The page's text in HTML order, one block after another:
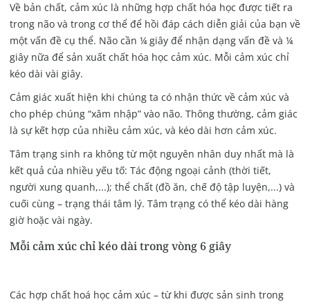
Về bản chất, cảm xúc là những hợp chất hóa học được tiết ra
trong não và trong cơ thể để hồi đáp cách diễn giải của bạn về
một vấn đề cụ thể. Não cần ¼ giây để nhận dạng vấn đề và ¼
giây nữa để sản xuất chất hóa học cảm xúc. Mỗi cảm xúc chỉ
kéo dài vài giây.
Cảm giác xuất hiện khi chúng ta có nhận thức về cảm xúc và
cho phép chúng “xâm nhập” vào não. Thông thường, cảm giác
là sự kết hợp của nhiều cảm xúc, và kéo dài hơn cảm xúc.
Tâm trạng sinh ra không từ một nguyên nhân duy nhất mà là
kết quả của nhiều yếu tố: Tác động ngoại cảnh (thời tiết,
người xung quanh,...); thể chất (đồ ăn, chế độ tập luyện,...) và
cuối cùng – trạng thái tâm lý. Tâm trạng có thể kéo dài hàng
giờ hoặc vài ngày.
Mỗi cảm xúc chỉ kéo dài trong vòng 6 giây
Các hợp chất hoá học cảm xúc – từ khi được sản sinh trong